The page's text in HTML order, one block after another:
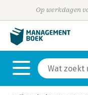
Op werkdagen